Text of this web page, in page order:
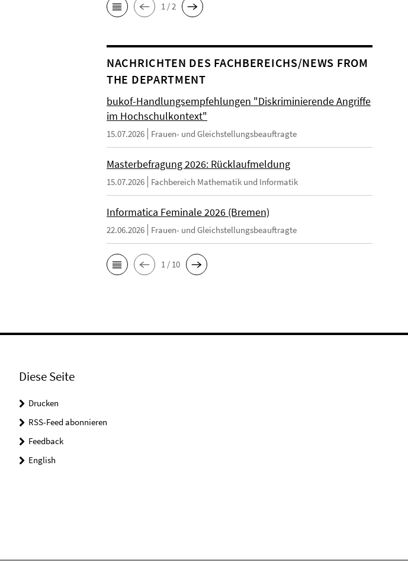
1 / 2
NACHRICHTEN DES FACHBEREICHS/NEWS FROM
THE DEPARTMENT
bukof-Handlungsempfehlungen "Diskriminierende Angriffe
im Hochschulkontext"
15.07.2026 Frauen- und Gleichstellungsbeauftragte
Masterbefragung 2026: Rücklaufmeldung
15.07.2026 Fachbereich Mathematik und Informatik
Informatica Feminale 2026 (Bremen)
22.06.2026 Frauen- und Gleichstellungsbeauftragte
1 / 10
Diese Seite
Drucken
RSS-Feed abonnieren
Feedback
English